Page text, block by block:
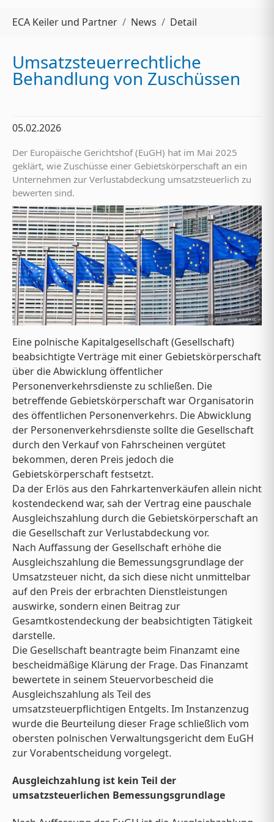
ECA Keiler und Partner News Detail
Umsatzsteuerrechtliche
Behandlung von Zuschüssen
05.02.2026
Der Europäische Gerichtshof (EuGH) hat im Mai 2025
geklärt, wie Zuschüsse einer Gebietskörperschaft an ein
Unternehmen zur Verlustabdeckung umsatzsteuerlich zu
bewerten sind.
Eine polnische Kapitalgesellschaft (Gesellschaft)
beabsichtigte Verträge mit einer Gebietskörperschaft
über die Abwicklung öffentlicher
Personenverkehrsdienste zu schließen. Die
betreffende Gebietskörperschaft war Organisatorin
des öffentlichen Personenverkehrs. Die Abwicklung
der Personenverkehrsdienste sollte die Gesellschaft
durch den Verkauf von Fahrscheinen vergütet
bekommen, deren Preis jedoch die
Gebietskörperschaft festsetzt.
Da der Erlös aus den Fahrkartenverkäufen allein nicht
kostendeckend war, sah der Vertrag eine pauschale
Ausgleichszahlung durch die Gebietskörperschaft an
die Gesellschaft zur Verlustabdeckung vor.
Nach Auffassung der Gesellschaft erhöhe die
Ausgleichszahlung die Bemessungsgrundlage der
Umsatzsteuer nicht, da sich diese nicht unmittelbar
auf den Preis der erbrachten Dienstleistungen
auswirke, sondern einen Beitrag zur
Gesamtkostendeckung der beabsichtigten Tätigkeit
darstelle.
Die Gesellschaft beantragte beim Finanzamt eine
bescheidmäßige Klärung der Frage. Das Finanzamt
bewertete in seinem Steuervorbescheid die
Ausgleichszahlung als Teil des
umsatzsteuerpflichtigen Entgelts. Im Instanzenzug
wurde die Beurteilung dieser Frage schließlich vom
obersten polnischen Verwaltungsgericht dem EuGH
zur Vorabentscheidung vorgelegt.
Ausgleichzahlung ist kein Teil der
umsatzsteuerlichen Bemessungsgrundlage